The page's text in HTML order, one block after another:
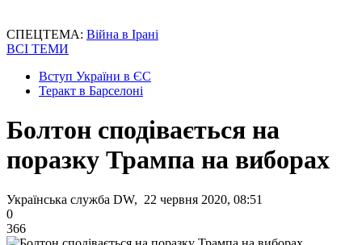
СПЕЦТЕМА: Війна в Ірані
ВСІ ТЕМИ
Вступ України в ЄС
Теракт в Барселоні
Болтон сподівається на
поразку Трампа на виборах
Українська служба DW, 22 червня 2020, 08:51
0
366